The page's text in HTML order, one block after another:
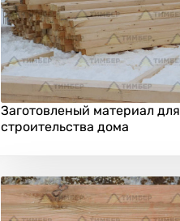
Заготовленый материал для
строительства дома